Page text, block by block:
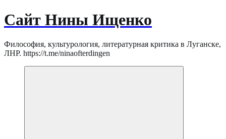
Сайт Нины Ищенко
Философия, культурология, литературная критика в Луганске,
ЛНР. https://t.me/ninaofterdingen